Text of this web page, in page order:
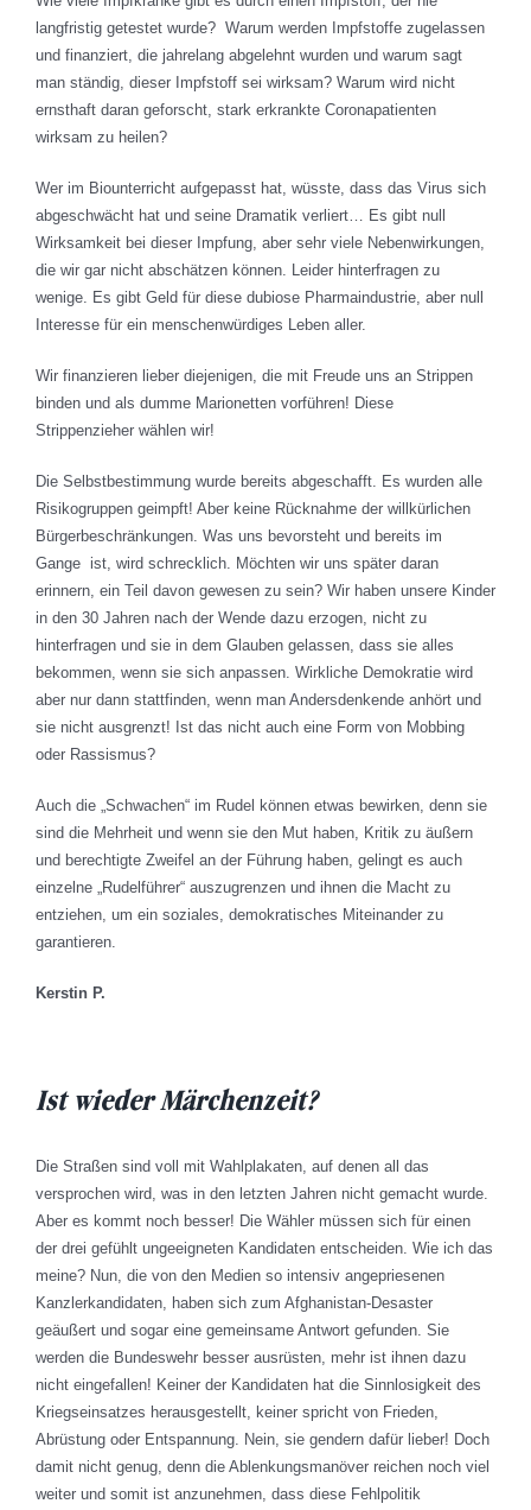
langfristig getestet wurde? Warum werden Impfstoffe zugelassen
und finanziert, die jahrelang abgelehnt wurden und warum sagt
man ständig, dieser Impfstoff sei wirksam? Warum wird nicht
ernsthaft daran geforscht, stark erkrankte Coronapatienten
wirksam zu heilen?
Wer im Biounterricht aufgepasst hat, wüsste, dass das Virus sich
abgeschwächt hat und seine Dramatik verliert… Es gibt null
Wirksamkeit bei dieser Impfung, aber sehr viele Nebenwirkungen,
die wir gar nicht abschätzen können. Leider hinterfragen zu
wenige. Es gibt Geld für diese dubiose Pharmaindustrie, aber null
Interesse für ein menschenwürdiges Leben aller.
Wir finanzieren lieber diejenigen, die mit Freude uns an Strippen
binden und als dumme Marionetten vorführen! Diese
Strippenzieher wählen wir!
Die Selbstbestimmung wurde bereits abgeschafft. Es wurden alle
Risikogruppen geimpft! Aber keine Rücknahme der willkürlichen
Bürgerbeschränkungen. Was uns bevorsteht und bereits im
Gange ist, wird schrecklich. Möchten wir uns später daran
erinnern, ein Teil davon gewesen zu sein? Wir haben unsere Kinder
in den 30 Jahren nach der Wende dazu erzogen, nicht zu
hinterfragen und sie in dem Glauben gelassen, dass sie alles
bekommen, wenn sie sich anpassen. Wirkliche Demokratie wird
aber nur dann stattfinden, wenn man Andersdenkende anhört und
sie nicht ausgrenzt! Ist das nicht auch eine Form von Mobbing
oder Rassismus?
Auch die „Schwachen“ im Rudel können etwas bewirken, denn sie
sind die Mehrheit und wenn sie den Mut haben, Kritik zu äußern
und berechtigte Zweifel an der Führung haben, gelingt es auch
einzelne „Rudelführer“ auszugrenzen und ihnen die Macht zu
entziehen, um ein soziales, demokratisches Miteinander zu
garantieren.
Kerstin P.
Ist wiederMärchenzeit?
Die Straßen sind voll mit Wahlplakaten, auf denen all das
versprochen wird, was in den letzten Jahren nicht gemacht wurde.
Aber es kommt noch besser! Die Wähler müssen sich für einen
der drei gefühlt ungeeigneten Kandidaten entscheiden. Wie ich das
meine? Nun, die von den Medien so intensiv angepriesenen
Kanzlerkandidaten, haben sich zum Afghanistan-Desaster
geäußert und sogar eine gemeinsame Antwort gefunden. Sie
werden die Bundeswehr besser ausrüsten, mehr ist ihnen dazu
nicht eingefallen! Keiner der Kandidaten hat die Sinnlosigkeit des
Kriegseinsatzes herausgestellt, keiner spricht von Frieden,
Abrüstung oder Entspannung. Nein, sie gendern dafür lieber! Doch
damit nicht genug, denn die Ablenkungsmanöver reichen noch viel
weiter und somit ist anzunehmen, dass diese Fehlpolitik